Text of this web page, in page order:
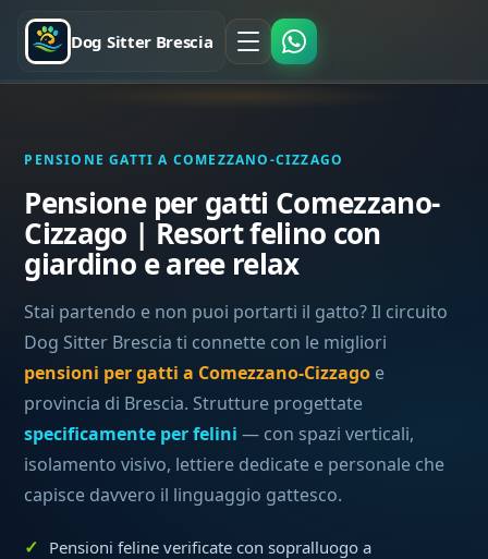
Dog Sitter Brescia
PENSIONE GATTI A COMEZZANO-CIZZAGO
Pensione per gatti Comezzano-
Cizzago | Resort felino con
giardino e aree relax
Stai partendo e non puoi portarti il gatto? Il circuito
Dog Sitter Brescia ti connette con le migliori
pensioni per gatti a Comezzano-Cizzago e
provincia di Brescia. Strutture progettate
specificamente per felini — con spazi verticali,
isolamento visivo, lettiere dedicate e personale che
capisce davvero il linguaggio gattesco.
Pensioni feline verificate con sopralluogo a